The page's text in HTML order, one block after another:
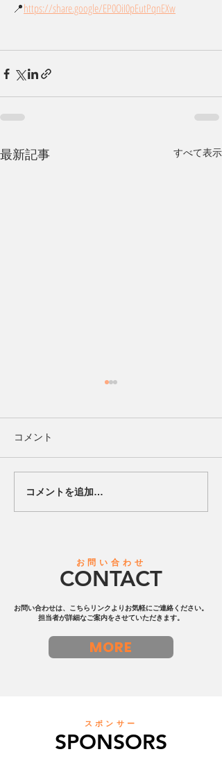
📍https://share.google/EP0OiI0pEutPqnEXw
最新記事 すべて表示
本日予定しておりましたエス
コートキッズにつきまして、
会場の大雨および雷の影響に
より、試合が中断しているた
せん。 なお、試合は天候が回
復次第、再開予定となってお
ります。 ご理解のほどよろし
くお願いいたします。
コメント
コメントを追加…
お問い合わせ
CONTACT
お問い合わせは、こちらリンクよりお気軽にご連絡ください。
担当者が詳細なご案内をさせていただきます。
MORE
スポンサー
SPONSORS